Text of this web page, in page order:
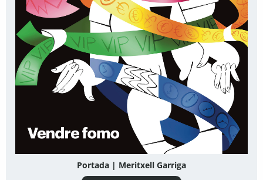
Portada | Meritxell Garriga